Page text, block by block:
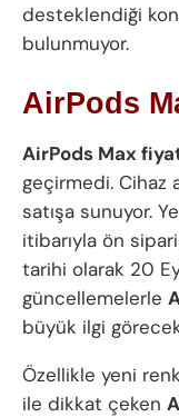
desteklendiği
bulunmuyor.
AirPods
AirPods Max
geçirmedi. Cihaz
satışa sunuyor.
itibarıyla ön
tarihi olarak 20
güncellemelerle
büyük ilgi
Özellikle yeni
ile dikkat çeken